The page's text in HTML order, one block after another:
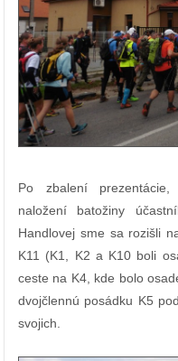
Po zbalení
naložení batožiny
Handlovej sme sa rozišli
K11 (K1, K2 a K10 boli
ceste na K4, kde bolo
dvojčlennú posádku K5
svojich.